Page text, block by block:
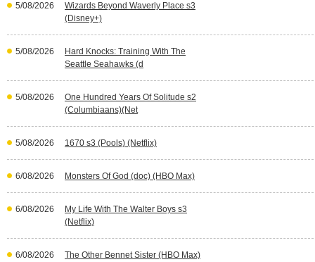
5/08/2026
Wizards Beyond Waverly Place s3
(Disney+)
5/08/2026
Hard Knocks: Training With The
Seattle Seahawks (d
5/08/2026
One Hundred Years Of Solitude s2
(Columbiaans)(Net
5/08/2026 1670 s3 (Pools) (Netflix)
6/08/2026 Monsters Of God (doc) (HBO Max)
6/08/2026
My Life With The Walter Boys s3
(Netflix)
6/08/2026 The Other Bennet Sister (HBO Max)